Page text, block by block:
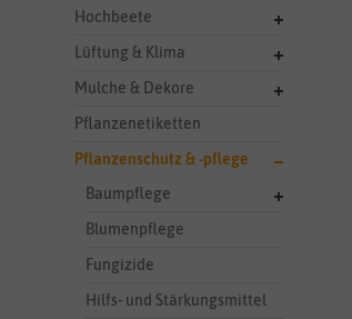
Hochbeete
Lüftung & Klima
Mulche & Dekore
Pflanzenetiketten
Pflanzenschutz & -pflege
Baumpflege
Blumenpflege
Fungizide
Hilfs- und Stärkungsmittel